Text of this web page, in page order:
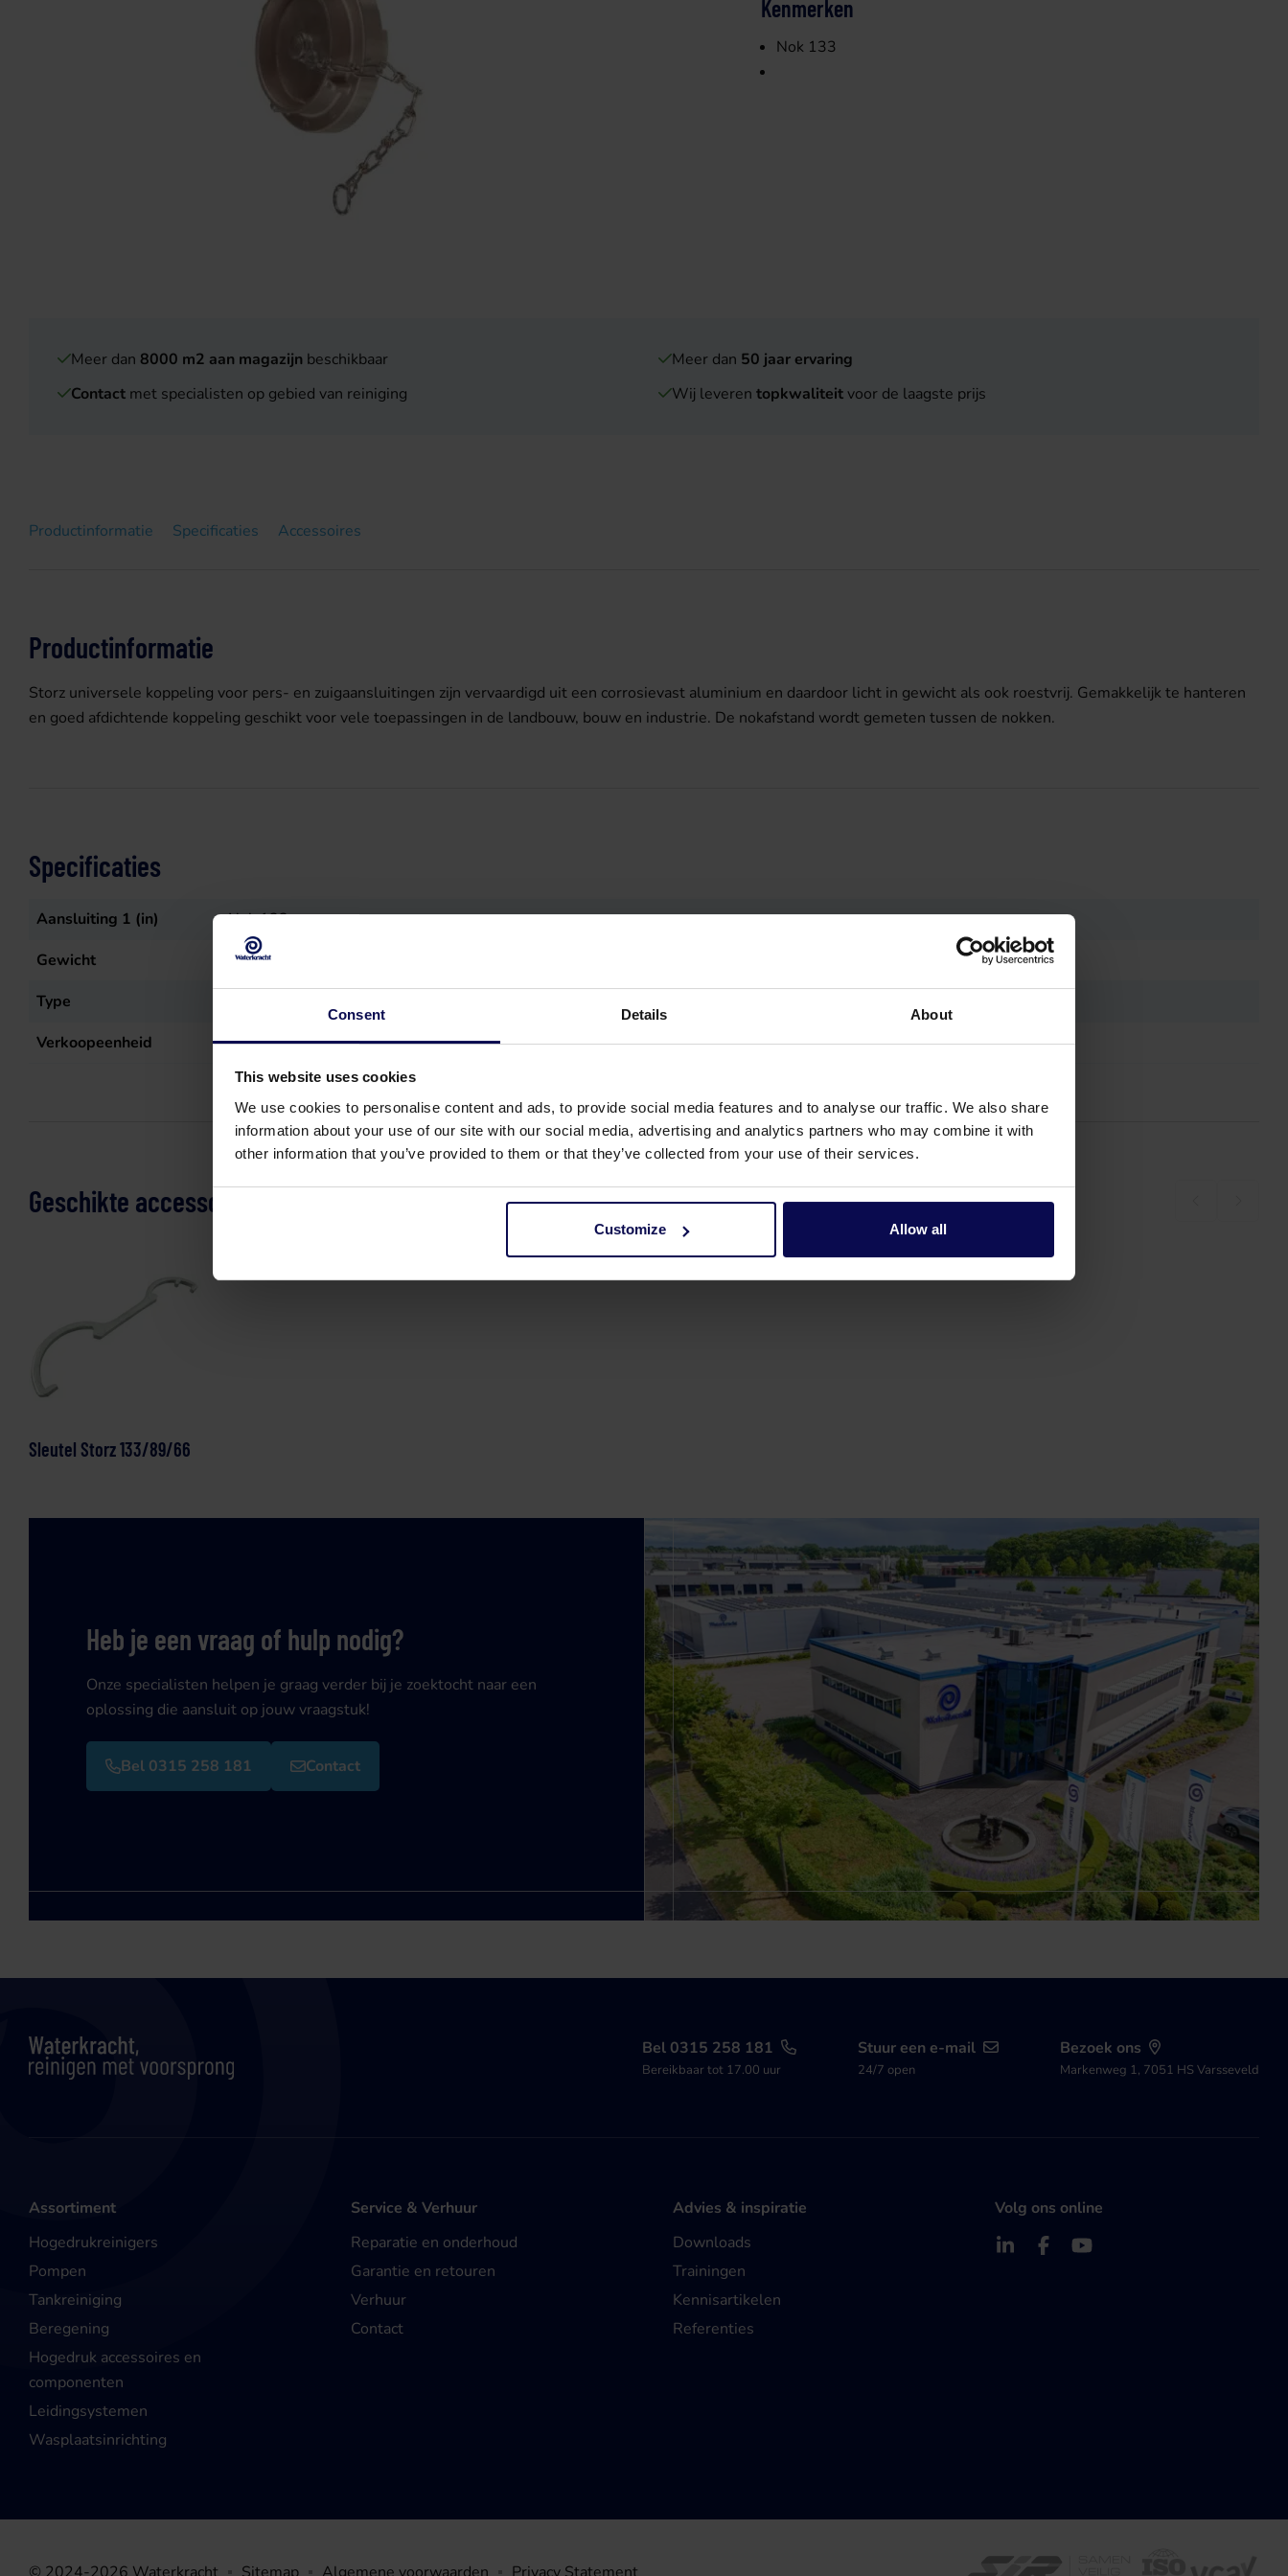
Consent Details About
This website uses cookies
We use cookies to personalise content and ads, to provide social media features and to analyse our traffic. We also share
information about your use of our site with our social media, advertising and analytics partners who may combine it with
other information that you’ve provided to them or that they’ve collected from your use of their services.
Customize Allow all
Kenmerken
Nok 133
Meer dan 8000 m2 aan magazijn beschikbaar Meer dan 50 jaar ervaring
Contact met specialisten op gebied van reiniging Wij leveren topkwaliteit voor de laagste prijs
Productinformatie Specificaties Accessoires
Productinformatie
Storz universele koppeling voor pers- en zuigaansluitingen zijn vervaardigd uit een corrosievast aluminium en daardoor licht in gewicht als ook roestvrij. Gemakkelijk te hanteren
en goed afdichtende koppeling geschikt voor vele toepassingen in de landbouw, bouw en industrie. De nokafstand wordt gemeten tussen de nokken.
Specificaties
Aansluiting 1 (in)
Nok 133
Gewicht
1,281
Type
Verkoopeenheid
st
Geschikte accessoires
Sleutel Storz 133/89/66
Heb je een vraag of hulp nodig?
Onze specialisten helpen je graag verder bij je zoektocht naar een
oplossing die aansluit op jouw vraagstuk!
Bel 0315 258 181 Contact
Bel 0315 258 181
Bereikbaar tot 17.00 uur
Stuur een e-mail
24/7 open
Bezoek ons
Markenweg 1, 7051 HS Varsseveld
Assortiment
Hogedrukreinigers
Pompen
Tankreiniging
Beregening
Hogedruk accessoires en
componenten
Leidingsystemen
Wasplaatsinrichting
Service & Verhuur
Reparatie en onderhoud
Garantie en retouren
Verhuur
Contact
Advies & inspiratie
Downloads
Trainingen
Kennisartikelen
Referenties
Volg ons online